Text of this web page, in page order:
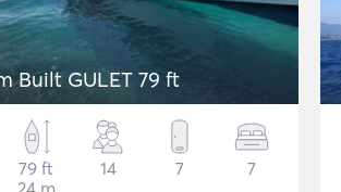
Custom Built GULET 79 ft
79 ft
24 m
14 7 7